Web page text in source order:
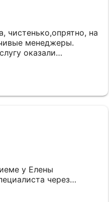
чистенько,опрятно, на
менеджеры.
оказали
придем еще.
у Елены
через
обратила
Перед